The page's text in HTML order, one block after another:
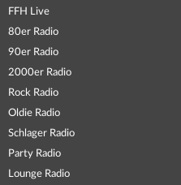
FFH Live
80er Radio
90er Radio
2000er Radio
Rock Radio
Oldie Radio
Schlager Radio
Party Radio
Lounge Radio